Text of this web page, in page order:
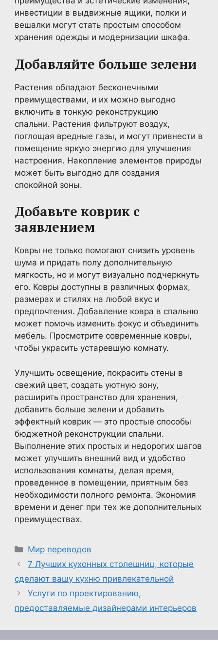
инвестиции в выдвижные ящики, полки и
вешалки могут стать простым способом
хранения одежды и модернизации шкафа.
Добавляйте больше зелени
Растения обладают бесконечными
преимуществами, и их можно выгодно
включить в тонкую реконструкцию
спальни. Растения фильтруют воздух,
поглощая вредные газы, и могут привнести в
помещение яркую энергию для улучшения
настроения. Накопление элементов природы
может быть выгодно для создания
спокойной зоны.
Добавьте коврик с
заявлением
Ковры не только помогают снизить уровень
шума и придать полу дополнительную
мягкость, но и могут визуально подчеркнуть
его. Ковры доступны в различных формах,
размерах и стилях на любой вкус и
предпочтения. Добавление ковра в спальню
может помочь изменить фокус и объединить
мебель. Просмотрите современные ковры,
чтобы украсить устаревшую комнату.
Улучшить освещение, покрасить стены в
свежий цвет, создать уютную зону,
расширить пространство для хранения,
добавить больше зелени и добавить
эффектный коврик — это простые способы
бюджетной реконструкции спальни.
Выполнение этих простых и недорогих шагов
может улучшить внешний вид и удобство
использования комнаты, делая время,
проведенное в помещении, приятным без
необходимости полного ремонта. Экономия
времени и денег при тех же дополнительных
преимуществах.
Рубрики
Мир переводов
7 Лучших кухонных столешниц, которые
сделают вашу кухню привлекательной
Услуги по проектированию,
предоставляемые дизайнерами интерьеров